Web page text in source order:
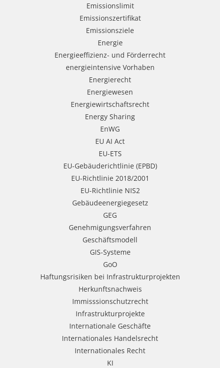
Emissionslimit
Emissionszertifikat
Emissionsziele
Energie
Energieeffizienz- und Förderrecht
energieintensive Vorhaben
Energierecht
Energiewesen
Energiewirtschaftsrecht
Energy Sharing
EnWG
EU AI Act
EU-ETS
EU-Gebäuderichtlinie (EPBD)
EU-Richtlinie 2018/2001
EU-Richtlinie NIS2
Gebäudeenergiegesetz
GEG
Genehmigungsverfahren
Geschäftsmodell
GIS-Systeme
GoO
Haftungsrisiken bei Infrastrukturprojekten
Herkunftsnachweis
Immisssionschutzrecht
Infrastrukturprojekte
Internationale Geschäfte
Internationales Handelsrecht
Internationales Recht
KI